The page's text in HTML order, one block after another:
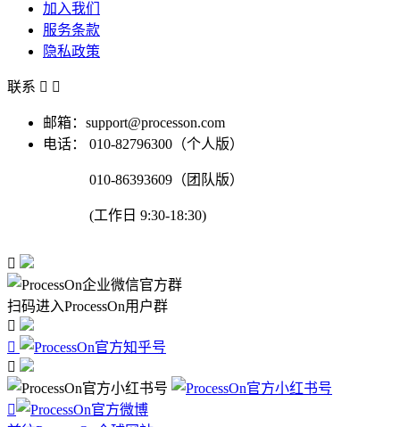
加入我们
服务条款
隐私政策
联系  
邮箱：support@processon.com
电话：
010-82796300（个人版）
010-86393609（团队版）
(工作日 9:30-18:30)

扫码进入ProcessOn用户群



